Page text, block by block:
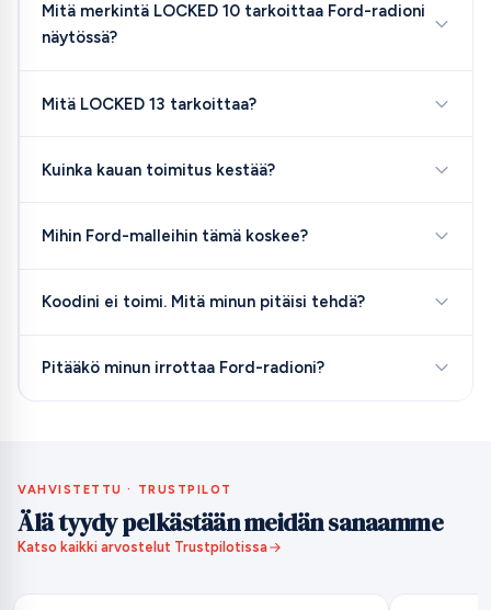
Mitä merkintä LOCKED 10 tarkoittaa Ford-radioni
näytössä?
Mitä LOCKED 13 tarkoittaa?
Kuinka kauan toimitus kestää?
Mihin Ford-malleihin tämä koskee?
Koodini ei toimi. Mitä minun pitäisi tehdä?
Pitääkö minun irrottaa Ford-radioni?
VAHVISTETTU · TRUSTPILOT
Älä tyydy pelkästään meidän sanaamme
Katso kaikki arvostelut Trustpilotissa